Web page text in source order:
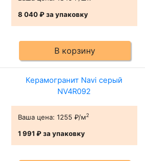
8 040 ₽за упаковку
В корзину
Керамогранит Navi серый
NV4R092
Ваша цена: 1255 ₽/м2
1 991 ₽за упаковку